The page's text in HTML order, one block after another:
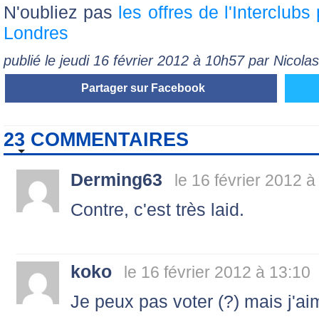
N'oubliez pas les offres de l'Interclubs
Londres
publié le jeudi 16 février 2012 à 10h57 par
Partager sur Facebook
23 COMMENTAIRES
Derming63 le 16 février 2012
Contre, c'est très laid.
koko le 16 février 2012 à 13:10
Je peux pas voter (?) mais